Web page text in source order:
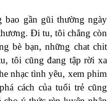
gần gũi thường ngày
Đi tu, tôi chẳng còn
bè bạn, những chat chit
tôi cũng đang tập rời xa
nhạc tình yêu, xem phim
cách của tuổi trẻ cũng